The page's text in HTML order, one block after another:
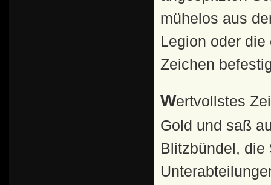
mühelos aus
Legion oder
Zeichen
Wertvollstes Zeichen war der Legionsadler. Er war aus
Gold und saß
Blitzbündel, die